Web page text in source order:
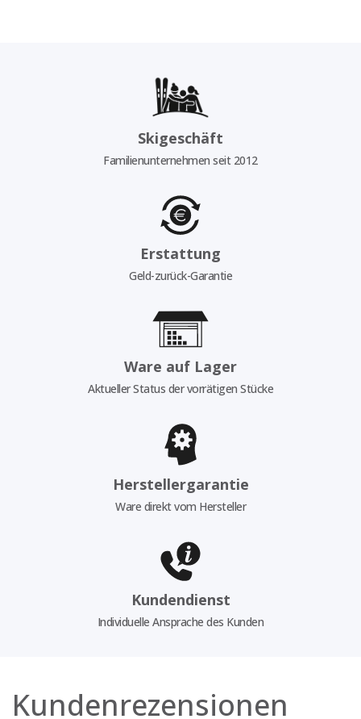
Skigeschäft
Familienunternehmen seit 2012
Erstattung
Geld-zurück-Garantie
Ware auf Lager
Aktueller Status der vorrätigen Stücke
Herstellergarantie
Ware direkt vom Hersteller
Kundendienst
Individuelle Ansprache des Kunden
Kundenrezensionen